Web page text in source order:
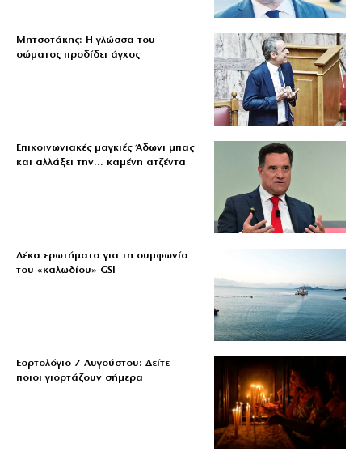
Μητσοτάκης: Η γλώσσα του
σώματος προδίδει άγχος
Επικοινωνιακές μαγκιές Άδωνι μπας
και αλλάξει την… καμένη ατζέντα
Δέκα ερωτήματα για τη συμφωνία
του «καλωδίου» GSI
Εορτολόγιο 7 Αυγούστου: Δείτε
ποιοι γιορτάζουν σήμερα